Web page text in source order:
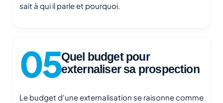
sait à qui il parle et pourquoi.
Quel budget pour
externaliser sa prospection
Le budget d'une externalisation se raisonne comme